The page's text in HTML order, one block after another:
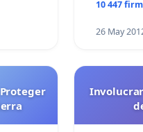
10 447
26 May